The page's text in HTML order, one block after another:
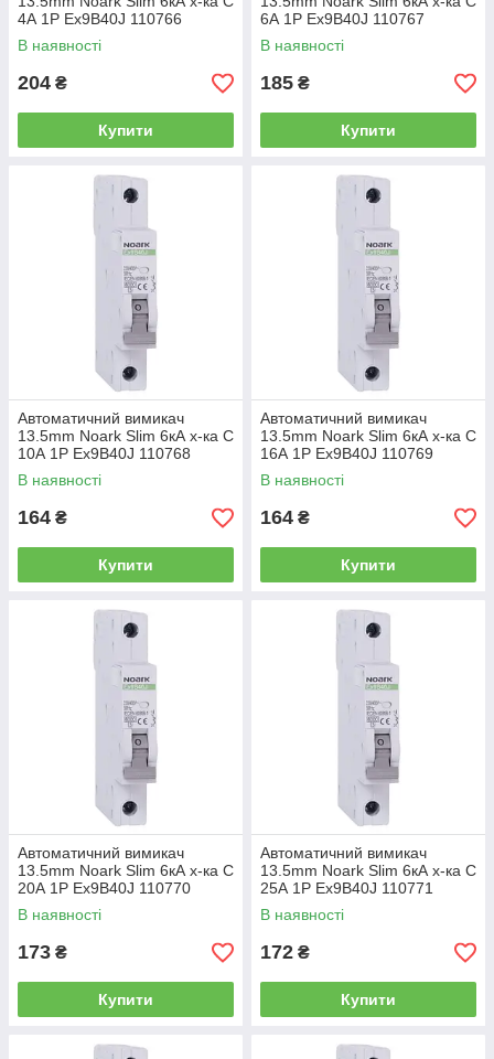
4А 1P Ex9B40J 110766
В наявності
204 ₴
Купити
6А 1P Ex9B40J 110767
В наявності
185 ₴
Купити
Автоматичний вимикач
13.5mm Noark Slim 6кА х-ка C
10А 1P Ex9B40J 110768
В наявності
164 ₴
Купити
Автоматичний вимикач
13.5mm Noark Slim 6кА х-ка C
16А 1P Ex9B40J 110769
В наявності
164 ₴
Купити
Автоматичний вимикач
13.5mm Noark Slim 6кА х-ка C
20А 1P Ex9B40J 110770
В наявності
173 ₴
Купити
Автоматичний вимикач
13.5mm Noark Slim 6кА х-ка C
25А 1P Ex9B40J 110771
В наявності
172 ₴
Купити